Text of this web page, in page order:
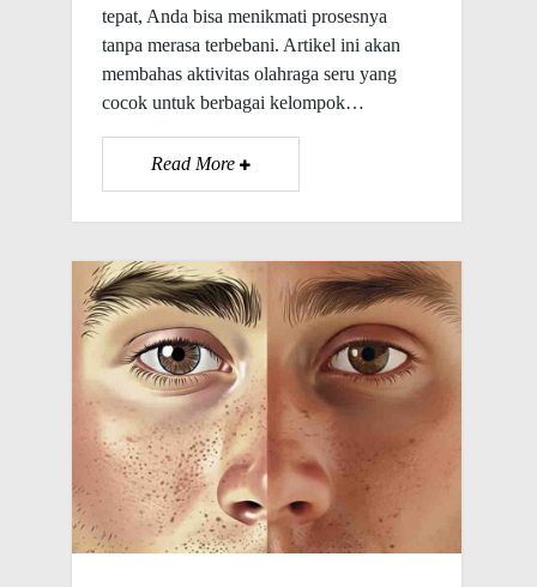
tepat, Anda bisa menikmati prosesnya
tanpa merasa terbebani. Artikel ini akan
membahas aktivitas olahraga seru yang
cocok untuk berbagai kelompok…
Read More